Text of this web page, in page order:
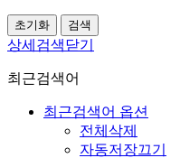
상세검색닫기
최근검색어
최근검색어 옵션
전체삭제
자동저장끄기